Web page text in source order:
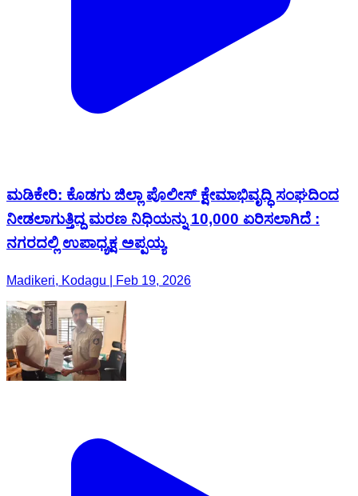
ಮಡಿಕೇರಿ: ಕೊಡಗು ಜಿಲ್ಲಾ ಪೊಲೀಸ್ ಕ್ಷೇಮಾಭಿವೃದ್ಧಿ ಸಂಘದಿಂದ
ನೀಡಲಾಗುತ್ತಿದ್ದ ಮರಣ ನಿಧಿಯನ್ನು 10,000 ಏರಿಸಲಾಗಿದೆ :
ನಗರದಲ್ಲಿ ಉಪಾಧ್ಯಕ್ಷ ಅಪ್ಪಯ್ಯ
Madikeri, Kodagu | Feb 19, 2026